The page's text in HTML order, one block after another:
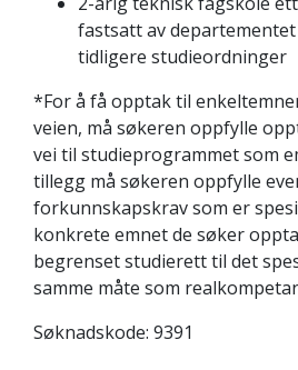
fastsatt av
tidligere studieordninger
*For å få opptak til
veien, må søkeren oppfylle
vei til studieprogrammet som
tillegg må søkeren oppfylle
forkunnskapskrav som er
konkrete emnet de søker
begrenset studierett til det
samme måte som
Søknadskode: 9391